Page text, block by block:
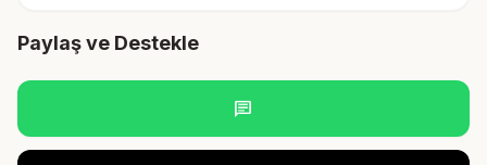
Paylaş ve Destekle
chat